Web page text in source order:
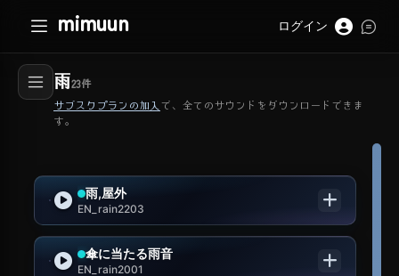
雨23件
サブスクプランの加入 で、全てのサウンドをダウンロードできま
す。
雨,屋外
EN_rain2203
傘に当たる雨音
EN_rain2001
mimuun ログイン